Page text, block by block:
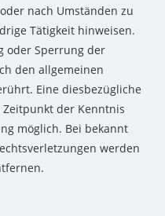
nach Umständen zu
Tätigkeit hinweisen.
oder Sperrung der
den allgemeinen
Eine diesbezügliche
der Kenntnis
möglich. Bei bekannt
werden